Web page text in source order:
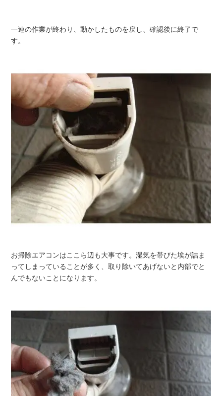
一連の作業が終わり、動かしたものを戻し、確認後に終了で
す。
お掃除エアコンはここら辺も大事です。湿気を帯びた埃が詰ま
ってしまっていることが多く、取り除いてあげないと内部でと
んでもないことになります。